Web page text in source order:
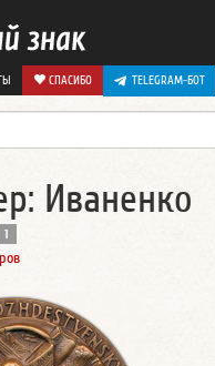
СПАСИБО TELEGRAM-БОТ
Иваненко
1